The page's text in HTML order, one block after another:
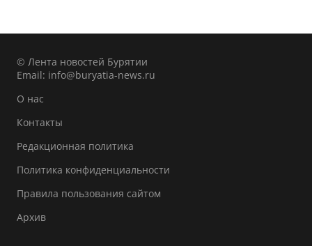
© Лента новостей Бурятии
Email: info@buryatia-news.ru
О нас
Контакты
Редакционная политика
Политика конфиденциальности
Правила пользования сайтом
Архив